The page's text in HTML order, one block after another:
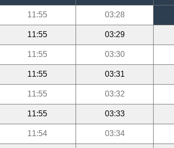
03:28
11:55
03:29
11:55
03:30
11:55
03:31
11:55
03:32
11:55
03:33
11:55
03:34
11:54